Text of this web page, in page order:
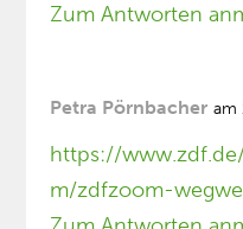
Zum Antworten
Petra Pörnbacher am
https://
m/zdfzoom-